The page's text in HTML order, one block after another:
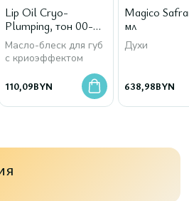
Lip Oil Cryo-
Plumping, тон 00-
Cryo Mint
Масло-блеск для губ
с криоэффектом
110,09BYN
Magico
мл
Духи
638,98BYN